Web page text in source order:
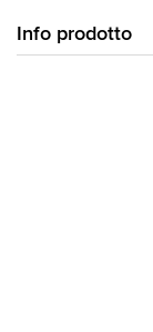
Info prodotto